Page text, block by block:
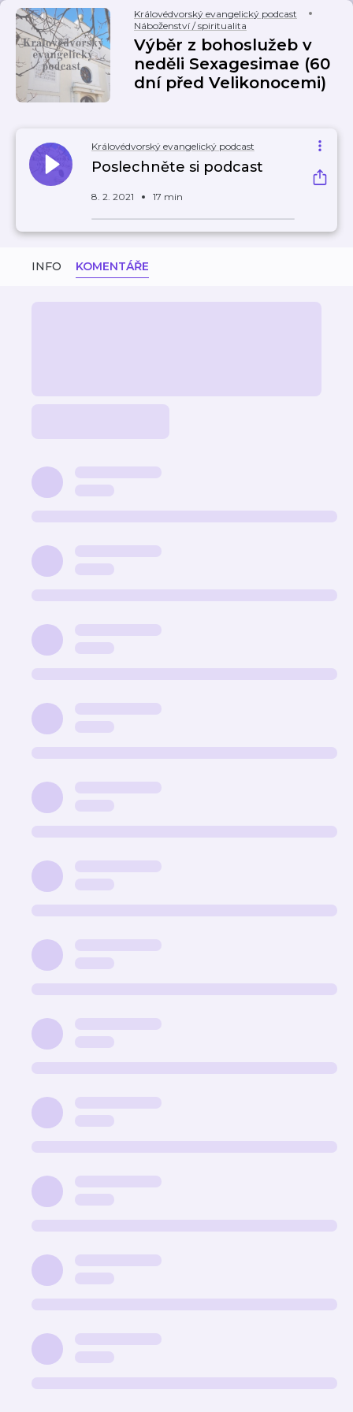
Královédvorský evangelický podcast
Náboženství / spiritualita
Výběr z bohoslužeb v
neděli Sexagesimae (60
dní před Velikonocemi)
Královédvorský evangelický podcast
Poslechněte si podcast
8. 2. 2021 17 min
INFO KOMENTÁŘE